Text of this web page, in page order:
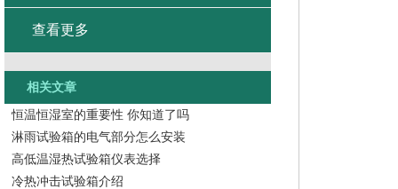
查看更多
相关文章
恒温恒湿室的重要性 你知道了吗
淋雨试验箱的电气部分怎么安装
高低温湿热试验箱仪表选择
冷热冲击试验箱介绍